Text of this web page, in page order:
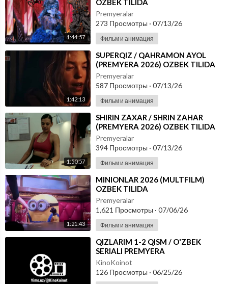
1:44:57
OZBEK TILIDA
Premyeralar
273 Просмотры · 07/13/26
Фильм и анимация
1:42:13
⁣SUPERQIZ / QAHRAMON AYOL
(PREMYERA 2026) OZBEK TILIDA
Premyeralar
587 Просмотры · 07/13/26
Фильм и анимация
1:50:57
⁣SHIRIN ZAXAR / SHRIN ZAHAR
(PREMYERA 2026) OZBEK TILIDA
Premyeralar
394 Просмотры · 07/13/26
Фильм и анимация
1:21:43
⁣MINIONLAR 2026 (MULTFILM)
OZBEK TILIDA
Premyeralar
1,621 Просмотры · 07/06/26
Фильм и анимация
⁣QIZLARIM 1-2 QISM / O'ZBEK
SERIALI PREMYERA
KinoKoinot
126 Просмотры · 06/25/26